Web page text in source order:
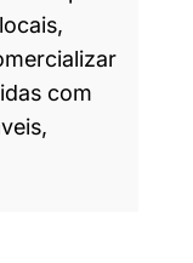
com